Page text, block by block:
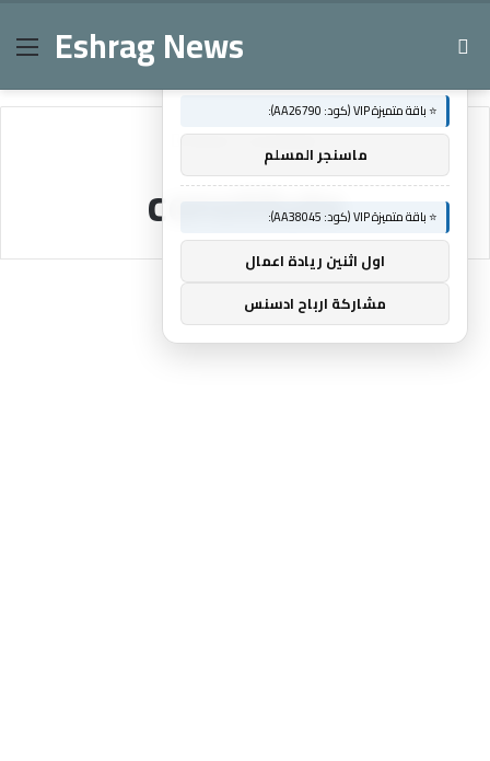
MenuEshrag News
Home/constitute
constitute
Foreign or joint capital constitute
×
⭐ باقة متميزة VIP (كود: AA26790):
ماسنجر المسلم
⭐ باقة متميزة VIP (كود: AA38045):
اول اثنين ريادة اعمال
مشاركة ارباح ادسنس